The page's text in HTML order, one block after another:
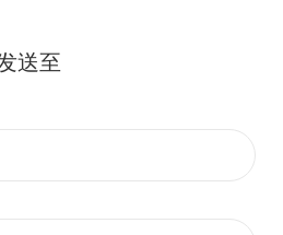
送至